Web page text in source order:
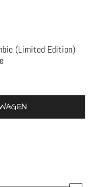
(Limited Edition)